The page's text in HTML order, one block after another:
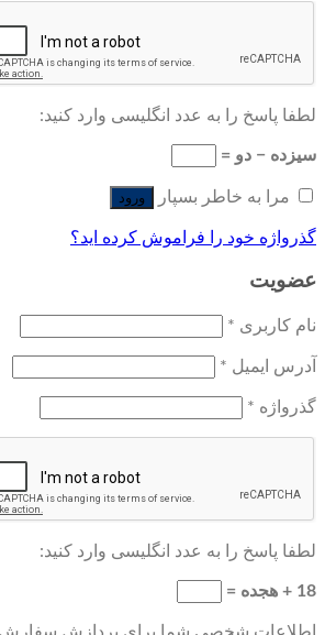
لطفا پاسخ را به عدد انگلیسی وارد کنید:
سیزده − دو =
مرا به خاطر بسپار ورود
گذرواژه خود را فراموش کرده اید؟
عضویت
نام کاربری *
آدرس ایمیل *
گذرواژه *
لطفا پاسخ را به عدد انگلیسی وارد کنید:
18 + هجده =